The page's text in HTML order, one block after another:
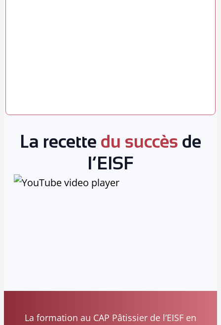
La recette du succès de
l’EISF
La formation au CAP Pâtissier de l’EISF en